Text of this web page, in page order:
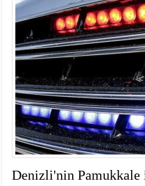
13:07-
13:06-
13:05-
13:03-
Denizli'nin Pamukkale